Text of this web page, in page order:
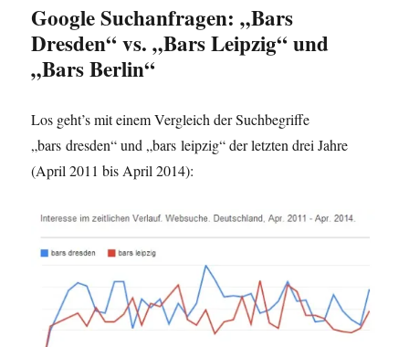
Google Suchanfragen: „Bars
Dresden“ vs. „Bars Leipzig“ und
„Bars Berlin“
Los geht’s mit einem Vergleich der Suchbegriffe
„bars dresden“ und „bars leipzig“ der letzten drei Jahre
(April 2011 bis April 2014):